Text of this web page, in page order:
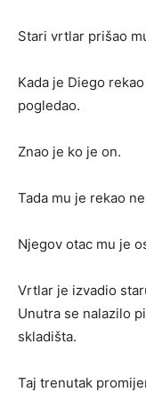
Stari vrtlar prišao
Kada je Diego
pogledao.
Znao je ko je on.
Tada mu je rekao
Njegov otac mu je
Vrtlar je izvadio
Unutra se nalazilo
skladišta.
Taj trenutak